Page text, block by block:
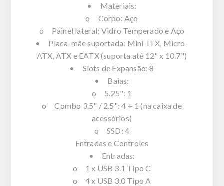
• Materiais:
o Corpo: Aço
o Painel lateral: Vidro Temperado e Aço
• Placa-mãe suportada: Mini-ITX, Micro-
ATX, ATX e EATX (suporta até 12" x 10.7")
• Slots de Expansão: 8
• Baias:
o 5.25": 1
o Combo 3.5" / 2.5": 4 + 1 (na caixa de
acessórios)
o SSD: 4
Entradas e Controles
• Entradas:
o 1 x USB 3.1 Tipo C
o 4 x USB 3.0 Tipo A